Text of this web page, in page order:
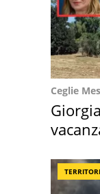
Ceglie